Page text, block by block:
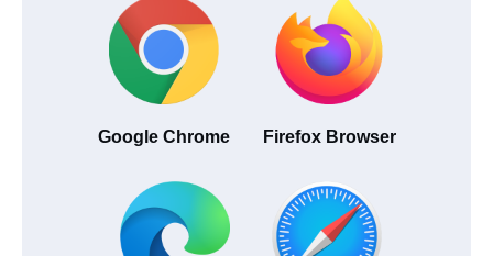
Google Chrome Firefox Browser